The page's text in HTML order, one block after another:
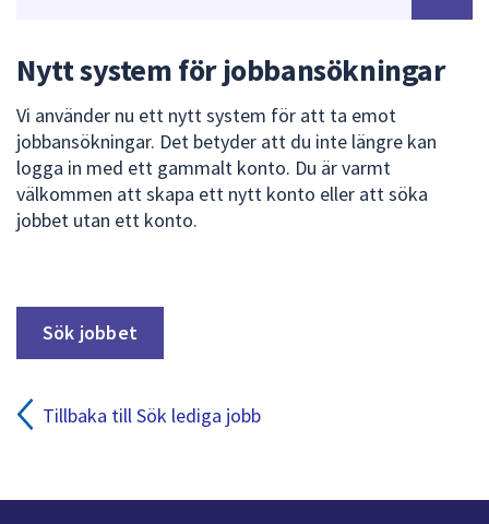
Nytt system för jobbansökningar
Vi använder nu ett nytt system för att ta emot
jobbansökningar. Det betyder att du inte längre kan
logga in med ett gammalt konto. Du är varmt
välkommen att skapa ett nytt konto eller att söka
jobbet utan ett konto.
Sök jobbet
Tillbaka till Sök lediga jobb